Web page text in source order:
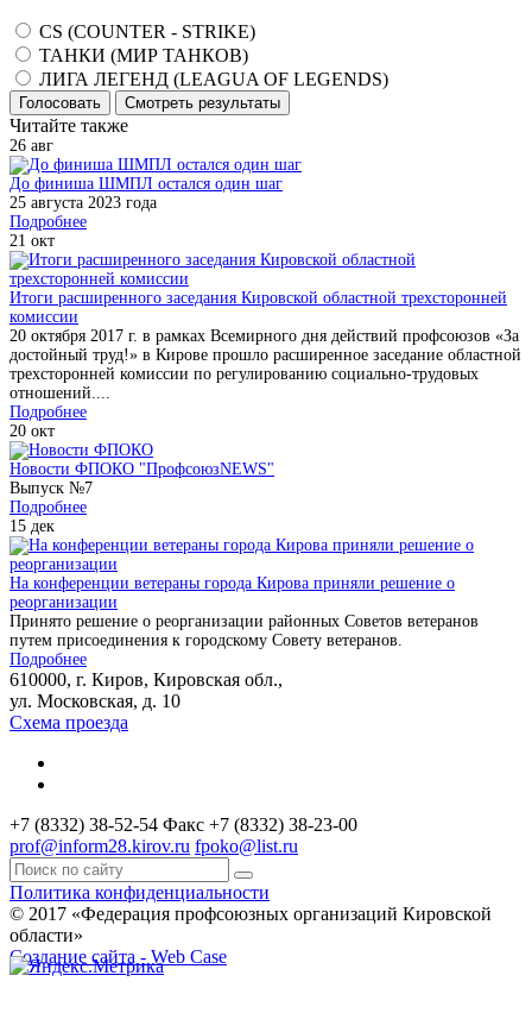
CS (COUNTER - STRIKE)
ТАНКИ (МИР ТАНКОВ)
ЛИГА ЛЕГЕНД (LEAGUA OF LEGENDS)
Голосовать Смотреть результаты
Читайте также
26 авг
До финиша ШМПЛ остался один шаг
25 августа 2023 года
Подробнее
21 окт
Итоги расширенного заседания Кировской областной трехсторонней
комиссии
20 октября 2017 г. в рамках Всемирного дня действий профсоюзов «За
достойный труд!» в Кирове прошло расширенное заседание областной
трехсторонней комиссии по регулированию социально-трудовых
отношений....
Подробнее
20 окт
Новости ФПОКО "ПрофсоюзNEWS"
Выпуск №7
Подробнее
15 дек
На конференции ветераны города Кирова приняли решение о
реорганизации
Принято решение о реорганизации районных Советов ветеранов
путем присоединения к городскому Совету ветеранов.
Подробнее
610000, г. Киров, Кировская обл.,
ул. Московская, д. 10
Схема проезда
+7 (8332) 38-52-54 Факс +7 (8332) 38-23-00
prof@inform28.kirov.ru fpoko@list.ru
Политика конфиденциальности
© 2017 «Федерация профсоюзных организаций Кировской
области»
Создание сайта - Web Case